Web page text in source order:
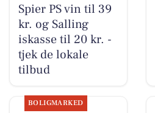
Spier PS vin til 39
kr. og Salling
iskasse til 20 kr. -
tjek de lokale
tilbud
BOLIGMARKED